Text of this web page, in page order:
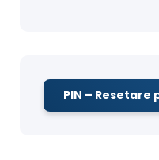
PIN – Resetare